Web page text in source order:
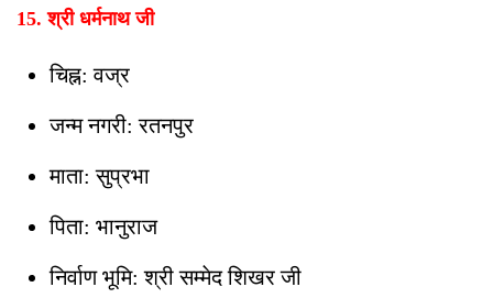
15. श्री धर्मनाथ जी
चिह्न: वज्र
जन्म नगरी: रतनपुर
माता: सुप्रभा
पिता: भानुराज
निर्वाण भूमि: श्री सम्मेद शिखर जी